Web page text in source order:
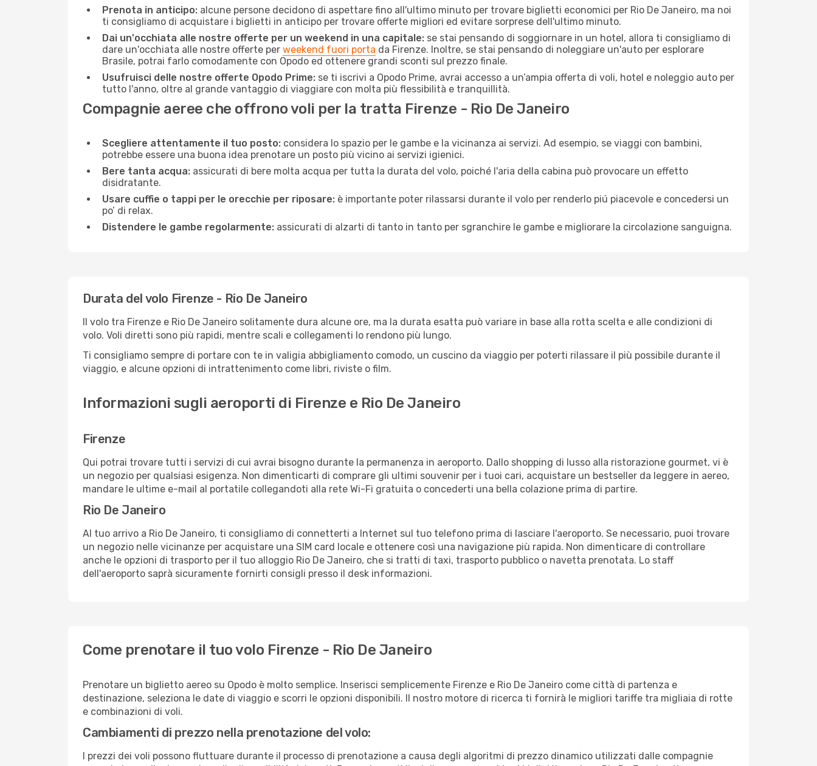
Prenota in anticipo: alcune persone decidono di aspettare fino all'ultimo minuto per trovare biglietti economici per Rio De Janeiro, ma noi
ti consigliamo di acquistare i biglietti in anticipo per trovare offerte migliori ed evitare sorprese dell'ultimo minuto.
Dai un'occhiata alle nostre offerte per un weekend in una capitale: se stai pensando di soggiornare in un hotel, allora ti consigliamo di
dare un'occhiata alle nostre offerte per weekend fuori porta da Firenze. Inoltre, se stai pensando di noleggiare un'auto per esplorare
Brasile, potrai farlo comodamente con Opodo ed ottenere grandi sconti sul prezzo finale.
Usufruisci delle nostre offerte Opodo Prime: se ti iscrivi a Opodo Prime, avrai accesso a un’ampia offerta di voli, hotel e noleggio auto per
tutto l'anno, oltre al grande vantaggio di viaggiare con molta più flessibilità e tranquillità.
Compagnie aeree che offrono voli per la tratta Firenze - Rio De Janeiro
Scegliere attentamente il tuo posto: considera lo spazio per le gambe e la vicinanza ai servizi. Ad esempio, se viaggi con bambini,
potrebbe essere una buona idea prenotare un posto più vicino ai servizi igienici.
Bere tanta acqua: assicurati di bere molta acqua per tutta la durata del volo, poiché l'aria della cabina può provocare un effetto
disidratante.
Usare cuffie o tappi per le orecchie per riposare: è importante poter rilassarsi durante il volo per renderlo piú piacevole e concedersi un
po’ di relax.
Distendere le gambe regolarmente: assicurati di alzarti di tanto in tanto per sgranchire le gambe e migliorare la circolazione sanguigna.
Durata del volo Firenze - Rio De Janeiro
Il volo tra Firenze e Rio De Janeiro solitamente dura alcune ore, ma la durata esatta può variare in base alla rotta scelta e alle condizioni di
volo. Voli diretti sono più rapidi, mentre scali e collegamenti lo rendono più lungo.
Ti consigliamo sempre di portare con te in valigia abbigliamento comodo, un cuscino da viaggio per poterti rilassare il più possibile durante il
viaggio, e alcune opzioni di intrattenimento come libri, riviste o film.
Informazioni sugli aeroporti di Firenze e Rio De Janeiro
Firenze
Qui potrai trovare tutti i servizi di cui avrai bisogno durante la permanenza in aeroporto. Dallo shopping di lusso alla ristorazione gourmet, vi è
un negozio per qualsiasi esigenza. Non dimenticarti di comprare gli ultimi souvenir per i tuoi cari, acquistare un bestseller da leggere in aereo,
mandare le ultime e-mail al portatile collegandoti alla rete Wi-Fi gratuita o concederti una bella colazione prima di partire.
Rio De Janeiro
Al tuo arrivo a Rio De Janeiro, ti consigliamo di connetterti a Internet sul tuo telefono prima di lasciare l'aeroporto. Se necessario, puoi trovare
un negozio nelle vicinanze per acquistare una SIM card locale e ottenere così una navigazione più rapida. Non dimenticare di controllare
anche le opzioni di trasporto per il tuo alloggio Rio De Janeiro, che si tratti di taxi, trasporto pubblico o navetta prenotata. Lo staff
dell'aeroporto saprà sicuramente fornirti consigli presso il desk informazioni.
Come prenotare il tuo volo Firenze - Rio De Janeiro
Prenotare un biglietto aereo su Opodo è molto semplice. Inserisci semplicemente Firenze e Rio De Janeiro come città di partenza e
destinazione, seleziona le date di viaggio e scorri le opzioni disponibili. Il nostro motore di ricerca ti fornirà le migliori tariffe tra migliaia di rotte
e combinazioni di voli.
Cambiamenti di prezzo nella prenotazione del volo:
I prezzi dei voli possono fluttuare durante il processo di prenotazione a causa degli algoritmi di prezzo dinamico utilizzati dalle compagnie